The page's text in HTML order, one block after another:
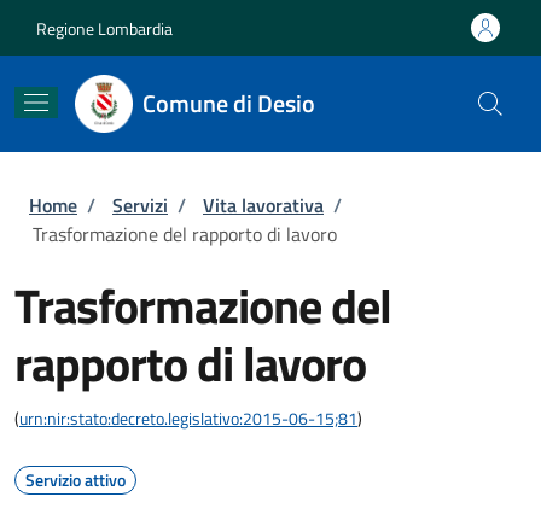
Regione Lombardia
Comune di Desio
Briciole di pane
Home / Servizi / Vita lavorativa /
Trasformazione del rapporto di lavoro
Trasformazione del
rapporto di lavoro
(urn:nir:stato:decreto.legislativo:2015-06-15;81)
Servizio attivo